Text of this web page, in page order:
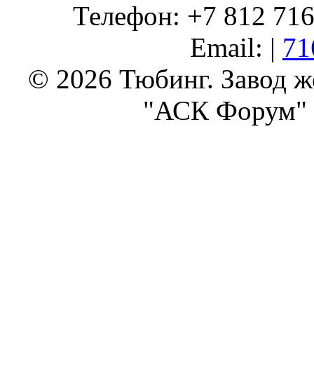
Телефон: +7 812
Email: |
© 2026 Тюбинг. Завод
"АСК Форум"